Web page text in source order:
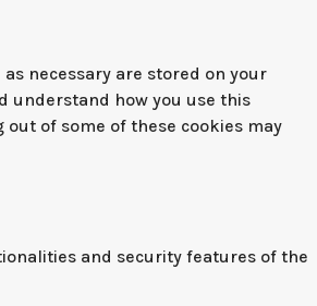
necessary are stored on your
understand how you use this
of some of these cookies may
and security features of the